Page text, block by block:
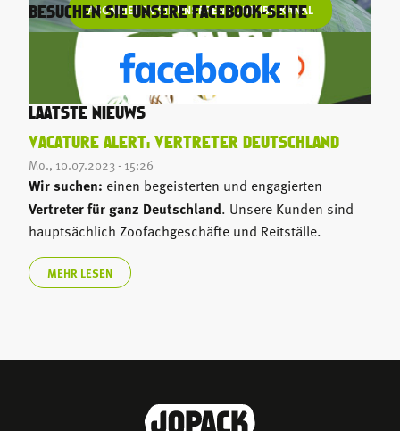
ABONNIEREN SIE UNSEREN YOUTUBE-KANAL
BESUCHEN SIE UNSERE FACEBOOK-SEITE
LAATSTE NIEUWS
VACATURE ALERT: VERTRETER DEUTSCHLAND
Mo., 10.07.2023 - 15:26
Wir suchen: einen begeisterten und engagierten
Vertreter für ganz Deutschland. Unsere Kunden sind
hauptsächlich Zoofachgeschäfte und Reitställe.
MEHR LESEN